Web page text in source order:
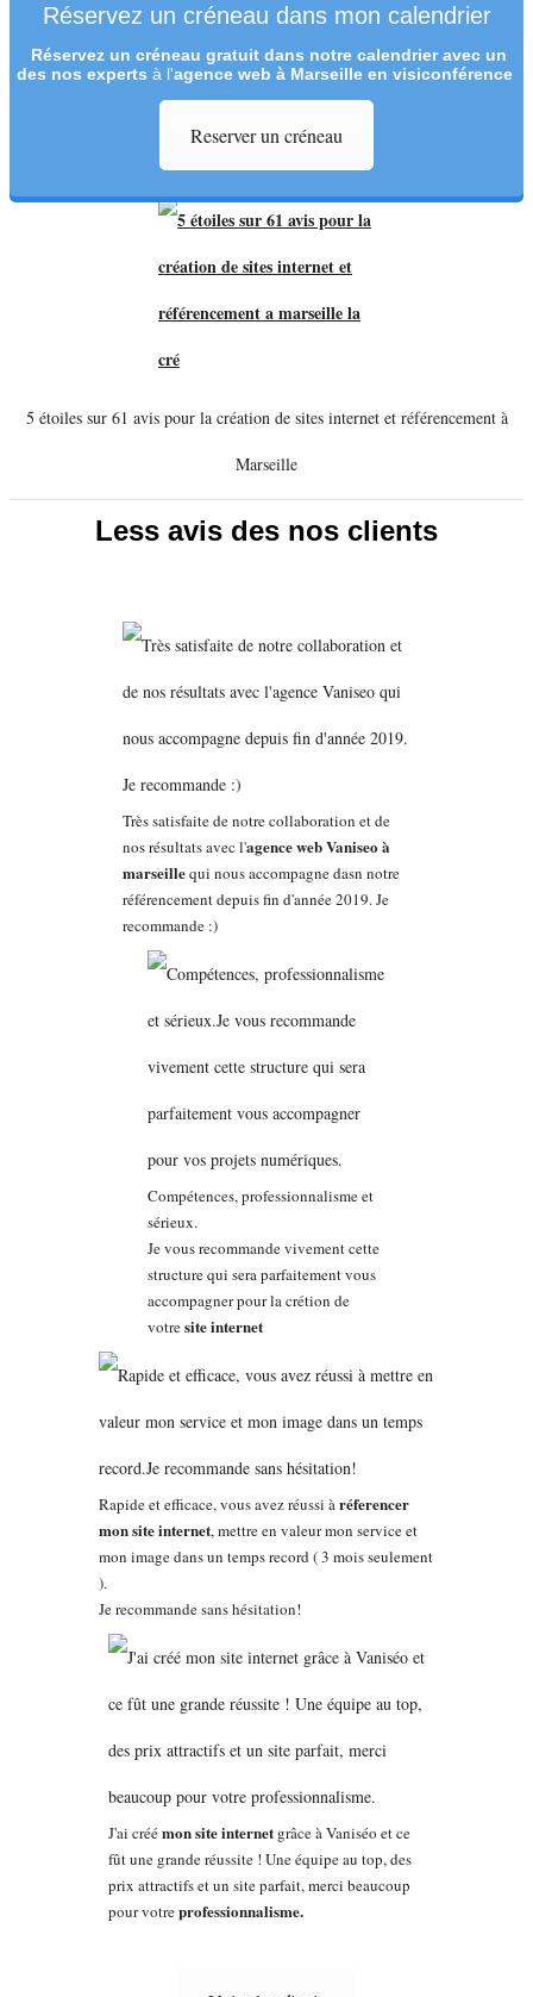
Réservez un créneau dans mon calendrier
Réservez un créneau gratuit dans notre calendrier avec un
des nos experts à l'agence web à Marseille en visiconférence
Reserver un créneau
5 étoiles sur 61 avis pour la création de sites internet et référencement à
Marseille
Less avis des nos clients
Très satisfaite de notre collaboration et de
nos résultats avec l'agence web Vaniseo à
marseillequi nous accompagne dasn notre
référencement depuis fin d'année 2019. Je
recommande :)
Compétences, professionnalisme et
sérieux.
Je vous recommande vivement cette
structure qui sera parfaitement vous
accompagner pour la crétion de
votresite internet
Rapide et efficace, vous avez réussi àréferencer
mon site internet, mettre en valeur mon service et
mon image dans un temps record ( 3 mois seulement
).
Je recommande sans hésitation!
J'ai créémon site internet grâce à Vaniséo et ce
fût une grande réussite ! Une équipe au top, des
prix attractifs et un site parfait, merci beaucoup
pour votreprofessionnalisme.